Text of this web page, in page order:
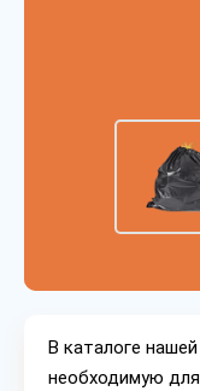
В каталоге
необходимую